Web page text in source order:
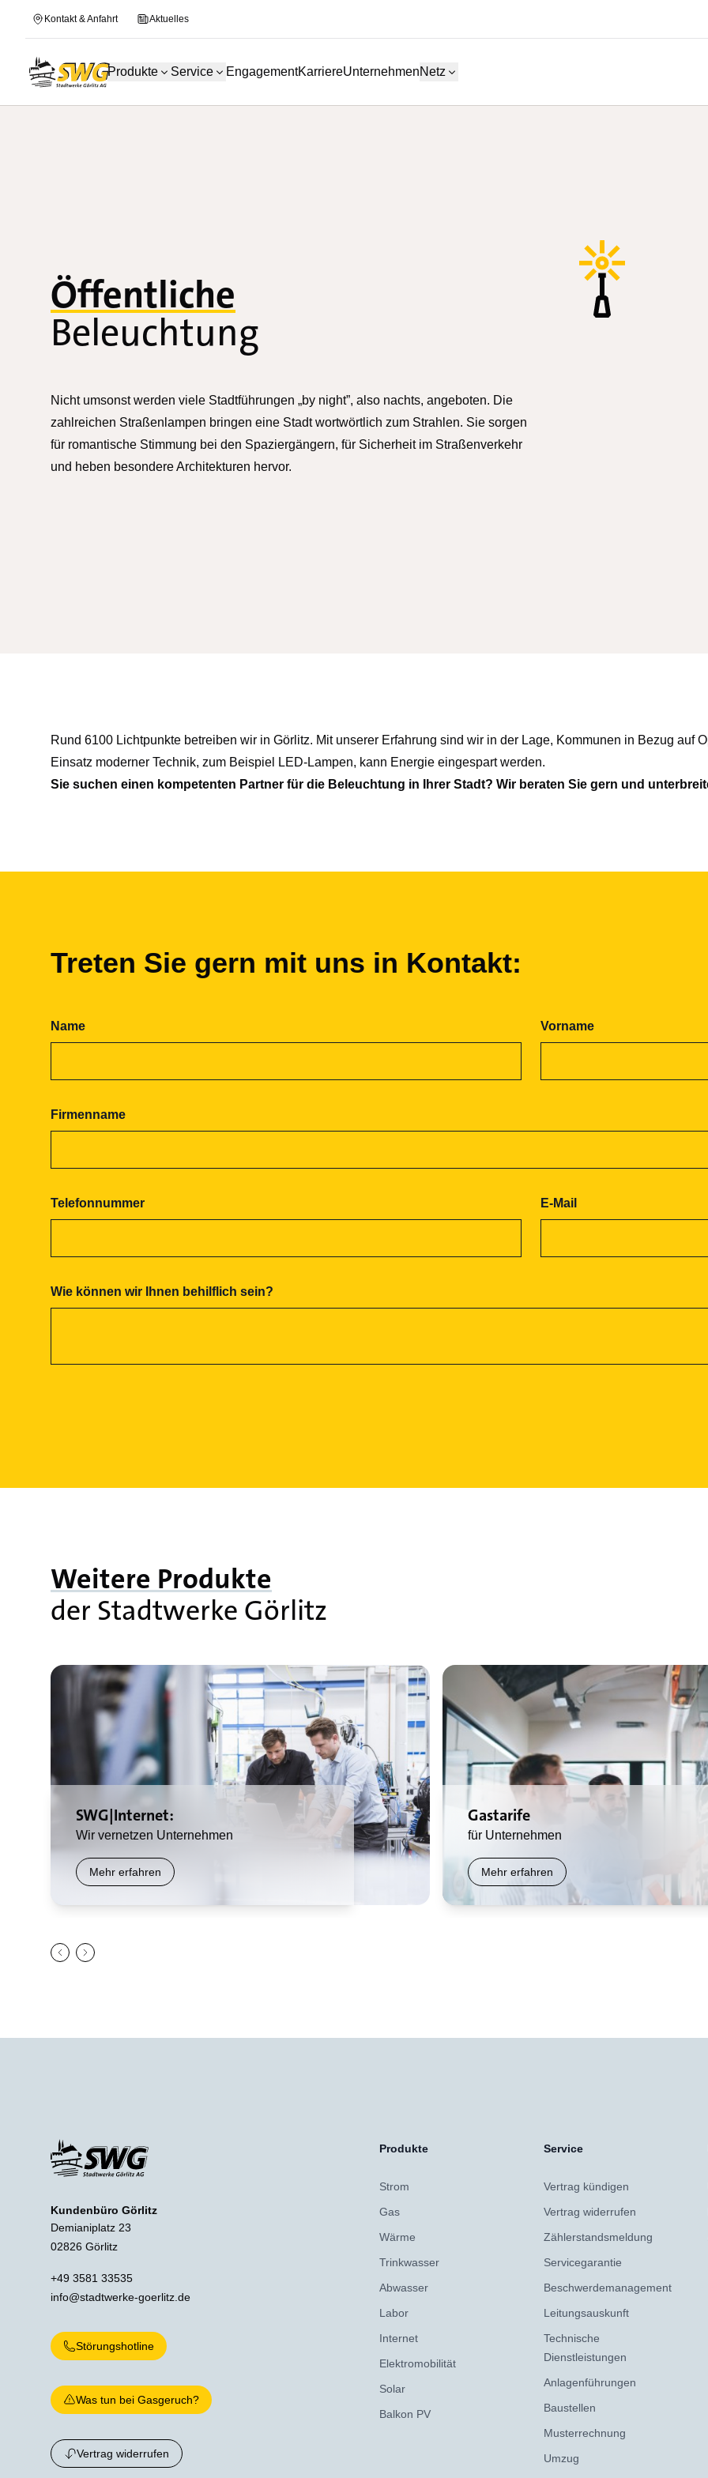
Kontakt & Anfahrt Aktuelles
Produkte Service EngagementKarriereUnternehmenNetz
Öffentliche
Beleuchtung
Nicht umsonst werden viele Stadtführungen „by night”, also nachts, angeboten. Die
zahlreichen Straßenlampen bringen eine Stadt wortwörtlich zum Strahlen. Sie sorgen
für romantische Stimmung bei den Spaziergängern, für Sicherheit im Straßenverkehr
und heben besondere Architekturen hervor.
Rund 6100 Lichtpunkte betreiben wir in Görlitz. Mit unserer Erfahrung sind wir in der Lage, Kommunen in Bezug auf
Einsatz moderner Technik, zum Beispiel LED-Lampen, kann Energie eingespart werden.
Sie suchen einen kompetenten Partner für die Beleuchtung in Ihrer Stadt? Wir beraten Sie gern und
Treten Sie gern mit uns in Kontakt:
Name Vorname
Firmenname
Telefonnummer E-Mail
Wie können wir Ihnen behilflich sein?
Weitere Produkte
der Stadtwerke Görlitz
SWG|Internet:
Wir vernetzen Unternehmen
Mehr erfahren
Gastarife
für Unternehmen
Mehr erfahren
Kundenbüro Görlitz
Demianiplatz 23
02826 Görlitz
+49 3581 33535
info@stadtwerke-goerlitz.de
Störungshotline
Was tun bei Gasgeruch?
Vertrag widerrufen
Produkte
Strom
Gas
Wärme
Trinkwasser
Abwasser
Labor
Internet
Elektromobilität
Solar
Balkon PV
Service
Vertrag kündigen
Vertrag widerrufen
Zählerstandsmeldung
Servicegarantie
Beschwerdemanagement
Leitungsauskunft
Technische
Dienstleistungen
Anlagenführungen
Baustellen
Musterrechnung
Umzug